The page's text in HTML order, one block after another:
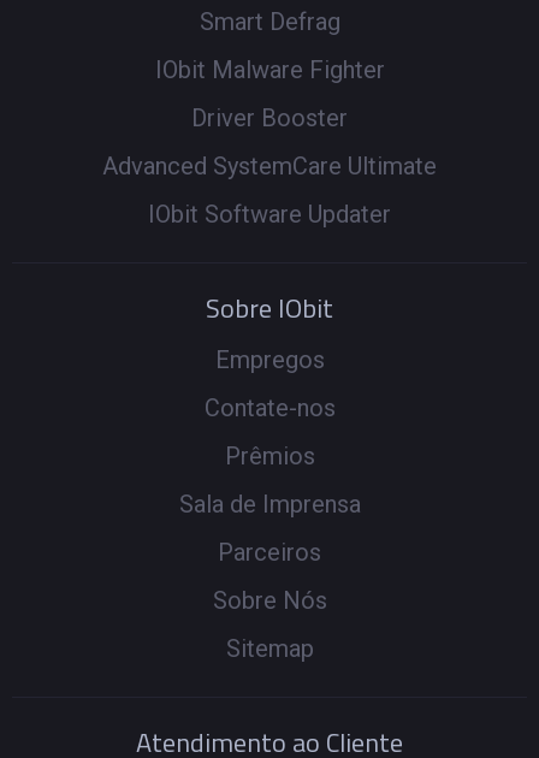
Smart Defrag
IObit Malware Fighter
Driver Booster
Advanced SystemCare Ultimate
IObit Software Updater
Sobre IObit
Empregos
Contate-nos
Prêmios
Sala de Imprensa
Parceiros
Sobre Nós
Sitemap
Atendimento ao Cliente